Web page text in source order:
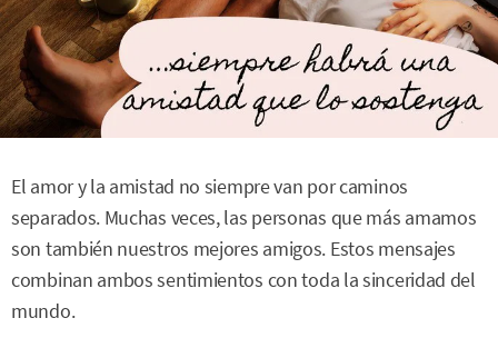
El amor y la amistad no siempre van por caminos
separados. Muchas veces, las personas que más amamos
son también nuestros mejores amigos. Estos mensajes
combinan ambos sentimientos con toda la sinceridad del
mundo.